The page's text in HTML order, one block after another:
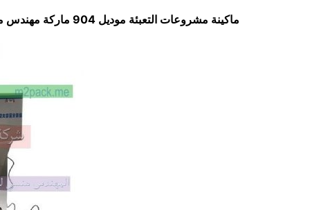
ماكينة مشروعات التعبئة موديل 904 ماركة مهندس منسي